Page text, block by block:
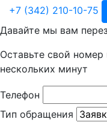
+7 (342) 210-10-75
Давайте мы вам
Оставьте свой
нескольких минут
Телефон
Тип обращения